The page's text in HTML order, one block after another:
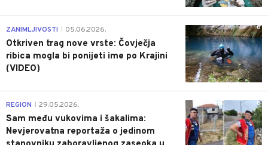
0
ZANIMLJIVOSTI 05.06.2026.
Otkriven trag nove vrste: Čovječja
ribica mogla bi ponijeti ime po Krajini
(VIDEO)
0
REGION 29.05.2026.
Sam među vukovima i šakalima:
Nevjerovatna reportaža o jedinom